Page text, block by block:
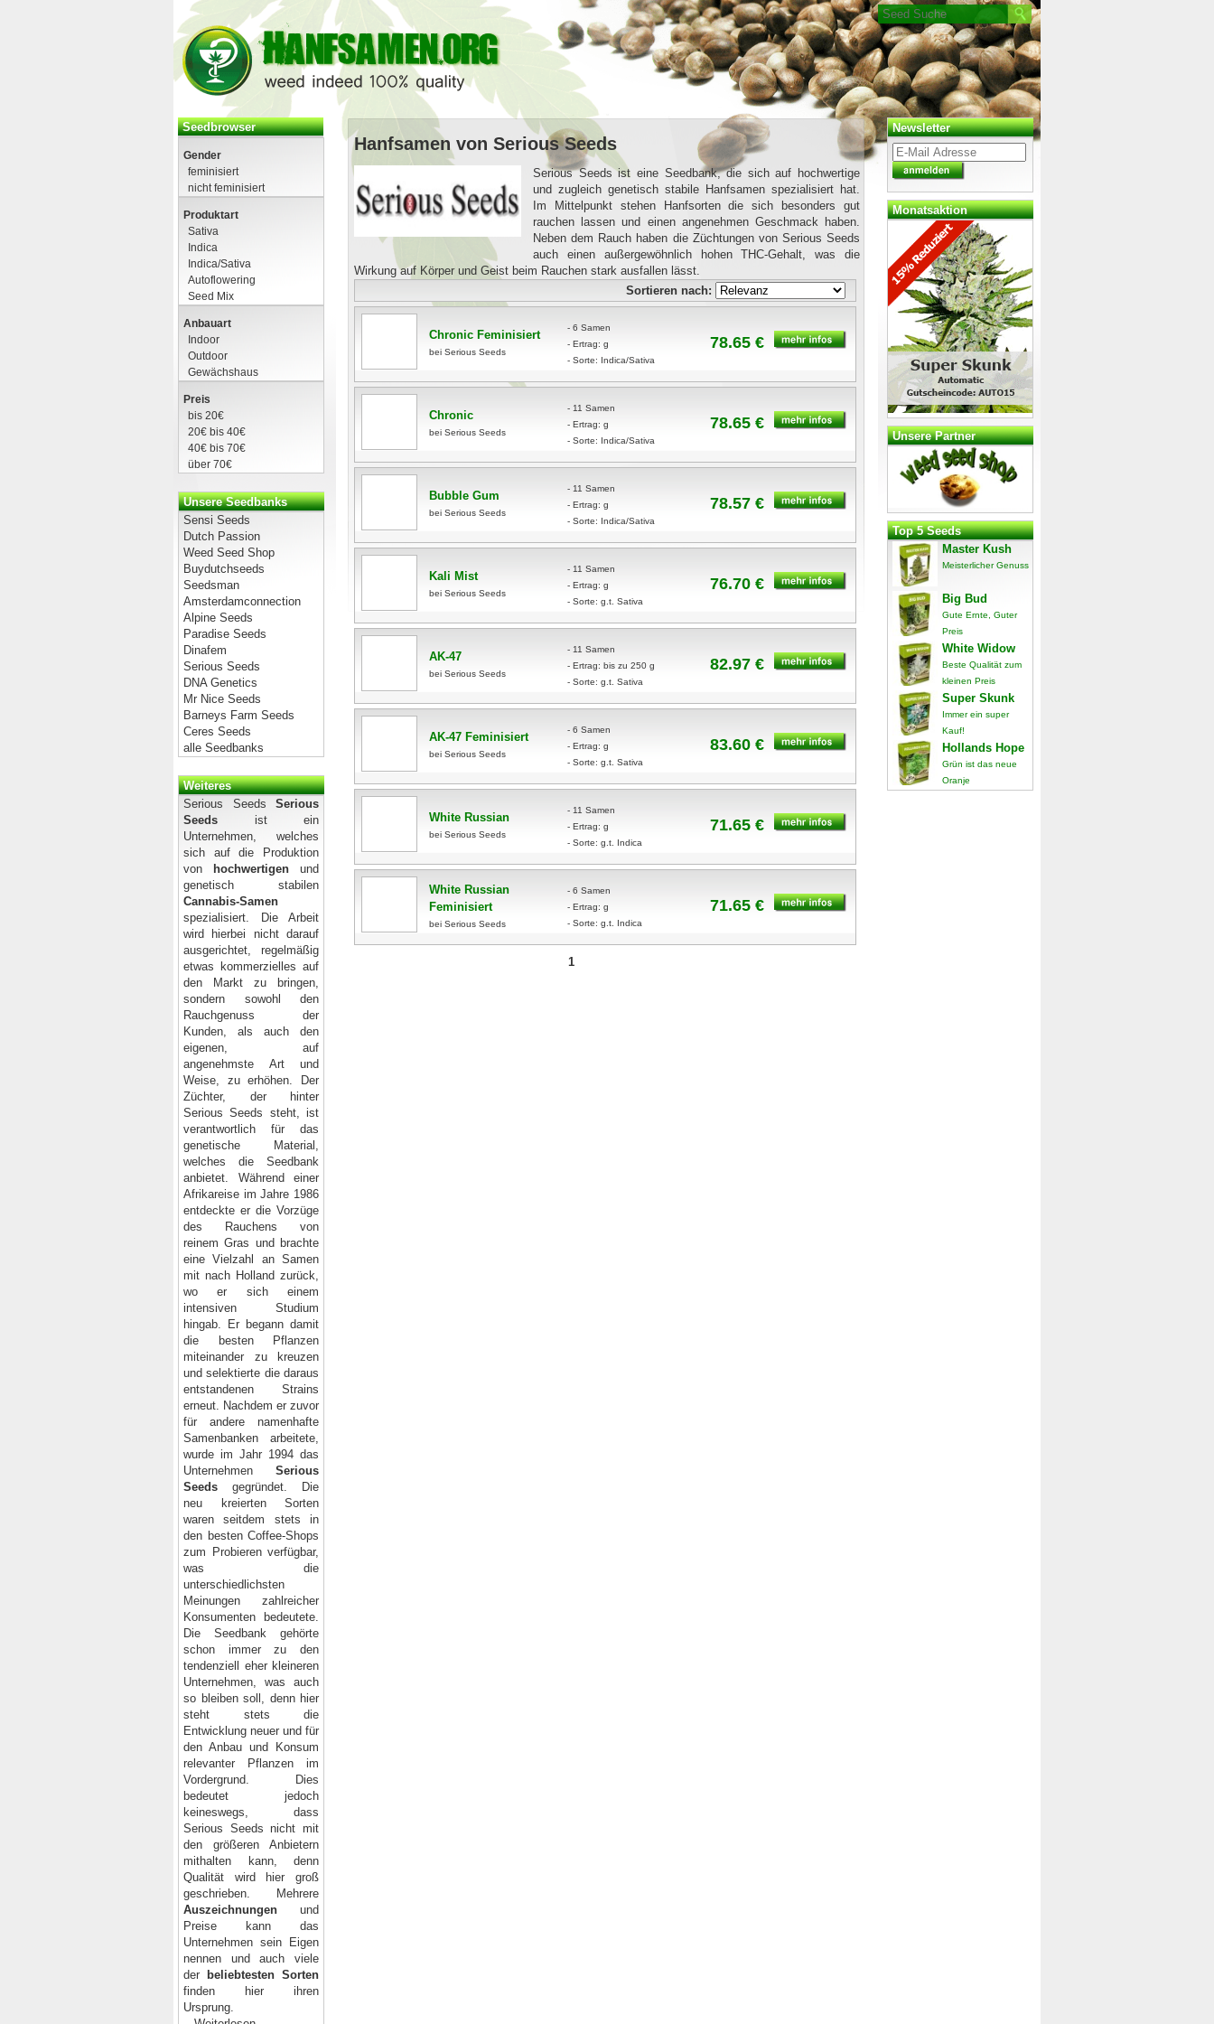
Seedbrowser
Gender
feminisiert
nicht feminisiert
Produktart
Sativa
Indica
Indica/Sativa
Autoflowering
Seed Mix
Anbauart
Indoor
Outdoor
Gewächshaus
Preis
bis 20€
20€ bis 40€
40€ bis 70€
über 70€
Unsere Seedbanks
Sensi Seeds
Dutch Passion
Weed Seed Shop
Buydutchseeds
Seedsman
Amsterdamconnection
Alpine Seeds
Paradise Seeds
Dinafem
Serious Seeds
DNA Genetics
Mr Nice Seeds
Barneys Farm Seeds
Ceres Seeds
alle Seedbanks
Weiteres
Serious Seeds Serious
Seeds ist ein
Unternehmen, welches
sich auf die Produktion
von
hochwertigen und
genetisch stabilen
Cannabis-Samen
spezialisiert. Die Arbeit
wird hierbei nicht darauf
ausgerichtet, regelmäßig
etwas kommerzielles auf
den Markt zu bringen,
sondern sowohl den
Rauchgenuss der
Kunden, als auch den
eigenen, auf
angenehmste Art und
Weise, zu erhöhen. Der
Züchter, der hinter
Serious Seeds steht, ist
verantwortlich für das
genetische Material,
welches die Seedbank
anbietet. Während einer
Afrikareise im Jahre 1986
entdeckte er die Vorzüge
des Rauchens von
reinem Gras und brachte
eine Vielzahl an Samen
mit nach Holland zurück,
wo er sich einem
intensiven Studium
hingab. Er begann damit
die besten Pflanzen
miteinander zu kreuzen
und selektierte die daraus
entstandenen Strains
erneut. Nachdem er zuvor
für andere namenhafte
Samenbanken arbeitete,
wurde im Jahr 1994 das
Unternehmen Serious
Seeds gegründet. Die
neu kreierten Sorten
waren seitdem stets in
den besten Coffee-Shops
zum Probieren verfügbar,
was die
unterschiedlichsten
Meinungen zahlreicher
Konsumenten bedeutete.
Die Seedbank gehörte
schon immer zu den
tendenziell eher kleineren
Unternehmen, was auch
so bleiben soll, denn hier
steht stets die
Entwicklung neuer und für
den Anbau und Konsum
relevanter Pflanzen im
Vordergrund. Dies
bedeutet jedoch
keineswegs, dass
Serious Seeds nicht mit
den größeren Anbietern
mithalten kann, denn
Qualität wird hier groß
geschrieben. Mehrere
Auszeichnungen und
Preise kann das
Unternehmen sein Eigen
nennen und auch viele
der
beliebtesten Sorten
finden hier ihren
Ursprung.
Hanfsamen von Serious Seeds
Serious Seeds ist eine Seedbank, die sich auf hochwertige
und zugleich genetisch stabile Hanfsamen spezialisiert hat.
Im Mittelpunkt stehen Hanfsorten die sich besonders gut
rauchen lassen und einen angenehmen Geschmack haben.
Neben dem Rauch haben die Züchtungen von Serious Seeds
auch einen außergewöhnlich hohen THC-Gehalt, was die
Wirkung auf Körper und Geist beim Rauchen stark ausfallen lässt.
Sortieren nach:
Chronic Feminisiert
bei Serious Seeds
- 6 Samen
- Ertrag: g
- Sorte: Indica/Sativa
78.65 €
Chronic
bei Serious Seeds
- 11 Samen
- Ertrag: g
- Sorte: Indica/Sativa
78.65 €
Bubble Gum
bei Serious Seeds
- 11 Samen
- Ertrag: g
- Sorte: Indica/Sativa
78.57 €
Kali Mist
bei Serious Seeds
- 11 Samen
- Ertrag: g
- Sorte: g.t. Sativa
76.70 €
AK-47
bei Serious Seeds
- 11 Samen
- Ertrag: bis zu 250 g
- Sorte: g.t. Sativa
82.97 €
AK-47 Feminisiert
bei Serious Seeds
- 6 Samen
- Ertrag: g
- Sorte: g.t. Sativa
83.60 €
White Russian
bei Serious Seeds
- 11 Samen
- Ertrag: g
- Sorte: g.t. Indica
71.65 €
White Russian
Feminisiert
bei Serious Seeds
- 6 Samen
- Ertrag: g
- Sorte: g.t. Indica
71.65 €
1
Newsletter
Monatsaktion
Unsere Partner
Top 5 Seeds
Master Kush
Meisterlicher Genuss
Big Bud
Gute Ernte, Guter
Preis
White Widow
Beste Qualität zum
kleinen Preis
Super Skunk
Immer ein super
Kauf!
Hollands Hope
Grün ist das neue
Oranje